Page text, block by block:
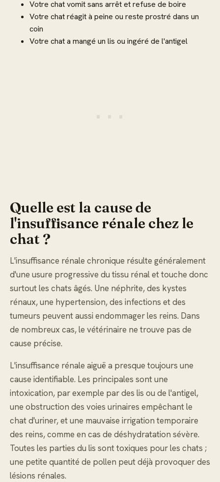
Votre chat vomit sans arrêt et refuse de boire
Votre chat réagit à peine ou reste prostré dans un
coin
Votre chat a mangé un lis ou ingéré de l'antigel
Quelle est la cause de
l'insuffisance rénale chez le
chat ?
L'insuffisance rénale chronique résulte généralement
d'une usure progressive du tissu rénal et touche donc
surtout les chats âgés. Une néphrite, des kystes
rénaux, une hypertension, des infections et des
tumeurs peuvent aussi endommager les reins. Dans
de nombreux cas, le vétérinaire ne trouve pas de
cause précise.
L'insuffisance rénale aiguë a presque toujours une
cause identifiable. Les principales sont une
intoxication, par exemple par des lis ou de l'antigel,
une obstruction des voies urinaires empêchant le
chat d'uriner, et une mauvaise irrigation temporaire
des reins, comme en cas de déshydratation sévère.
Toutes les parties du lis sont toxiques pour les chats ;
une petite quantité de pollen peut déjà provoquer des
lésions rénales.